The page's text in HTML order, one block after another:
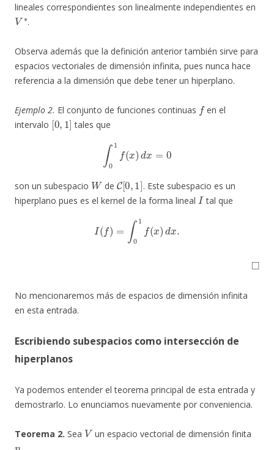
lineales correspondientes son linealmente independientes en
V∗
.
Observa además que la definición anterior también sirve para
espacios vectoriales de dimensión infinita, pues nunca hace
referencia a la dimensión que debe tener un hiperplano.
Ejemplo 2. El conjunto de funciones continuas
en el
intervalo
[0, 1]
tales que
∫0
son un subespacio
W
de
C[0 1]
. Este subespacio es un
hiperplano pues es el kernel de la forma lineal
I
tal que
1f
No mencionaremos más de espacios de dimensión infinita
en esta entrada.
Escribiendo subespacios como intersección de
hiperplanos
Ya podemos entender el teorema principal de esta entrada y
demostrarlo. Lo enunciamos nuevamente por conveniencia.
Teorema 2. Sea un espacio vectorial de dimensión finita
n